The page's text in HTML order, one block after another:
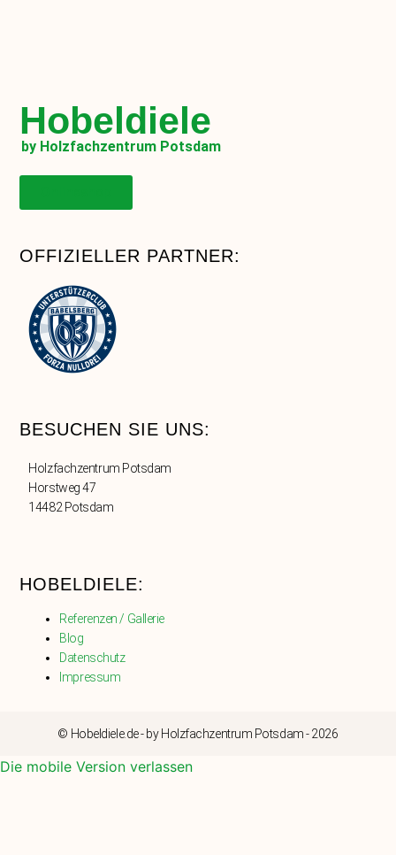
Hobeldiele
by Holzfachzentrum Potsdam
OFFIZIELLER PARTNER:
BESUCHEN SIE UNS:
Holzfachzentrum Potsdam
Horstweg 47
14482 Potsdam
HOBELDIELE:
Referenzen / Gallerie
Blog
Datenschutz
Impressum
© Hobeldiele.de - by Holzfachzentrum Potsdam - 2026
Die mobile Version verlassen